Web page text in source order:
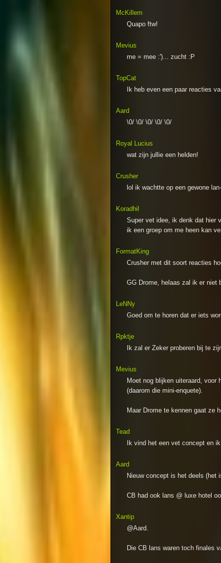
McKillem
Quapo ftw!
Mevius
me = mee :')... zucht :P
TopCat
Ik heb even een paar reacties
Aard
\0/ \0/ \0/ \0/ \0/
Royal Lucius
wat zijn jullie een helden!
Crusher
lol ik wachtte op een gewone
Koradhil
Super vet idee, ik denk dat hier
ik een groep om me heen kan
FormatKing
Crusher met dit soort reacties
GG Drome, helaas zal ik er niet
LeNNy
Goed om te horen dat er iets
Rpktje
Ik zal er Zeker proberen bij te
Mevius
Moet nog blijken uiteraard,
(daarom die mini-enquete).
Maar Drome te kennen gaat ze
Tead
Ik vind het een vet concept en
Aard
Nieuw concept is het deels (het
CB had ook lans @ luxe hotel
Xantip
@Aard.
Die CB lans waren toch finales